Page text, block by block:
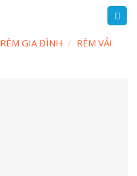
RÈM GIA ĐÌNH / RÈM VẢI